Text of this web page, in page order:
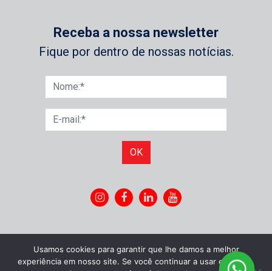
Receba a nossa newsletter
Fique por dentro de nossas notícias.
OK
Usamos cookies para garantir que lhe damos a melhor
experiência em nosso site. Se você continuar a usar este site,